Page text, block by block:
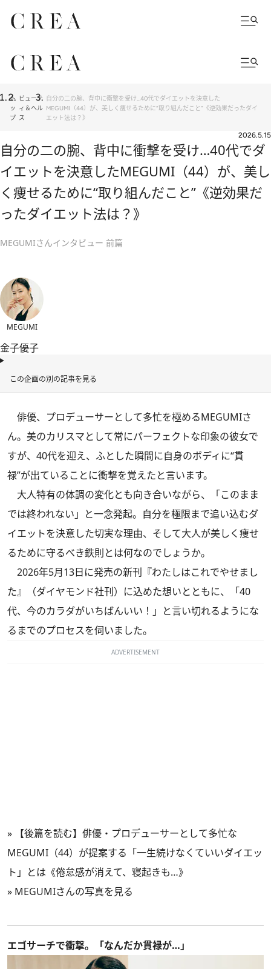
ト
ッ
プ
ビューテ
ィ＆ヘル
ス
自分の二の腕、背中に衝撃を受け…40代でダイエットを決意した
MEGUMI（44）が、美しく痩せるために“取り組んだこと”《逆効果だったダイ
エット法は？》
2026.5.15
自分の二の腕、背中に衝撃を受け…40代でダ
イエットを決意したMEGUMI（44）が、美し
く痩せるために“取り組んだこと”《逆効果だ
ったダイエット法は？》
MEGUMIさんインタビュー 前篇
MEGUMI
金子優子
この企画の別の記事を見る
俳優、プロデューサーとして多忙を極めるMEGUMIさ
ん。美のカリスマとして常にパーフェクトな印象の彼女で
すが、40代を迎え、ふとした瞬間に自身のボディに“貫
禄”が出ていることに衝撃を覚えたと言います。
大人特有の体調の変化とも向き合いながら、「このまま
では終われない」と一念発起。自分を極限まで追い込むダ
イエットを決意した切実な理由、そして大人が美しく痩せ
るために守るべき鉄則とは何なのでしょうか。
2026年5月13日に発売の新刊『わたしはこれでやせまし
た』（ダイヤモンド社刊）に込めた想いとともに、「40
代、今のカラダがいちばんいい！」と言い切れるようにな
るまでのプロセスを伺いました。
ADVERTISEMENT
»
【後篇を読む】俳優・プロデューサーとして多忙な
MEGUMI（44）が提案する「一生続けなくていいダイエッ
ト」とは《倦怠感が消えて、寝起きも…》
» MEGUMIさんの写真を見る
エゴサーチで衝撃。「なんだか貫禄が…」